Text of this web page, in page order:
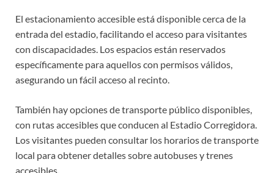
El estacionamiento accesible está disponible cerca de la
entrada del estadio, facilitando el acceso para visitantes
con discapacidades. Los espacios están reservados
específicamente para aquellos con permisos válidos,
asegurando un fácil acceso al recinto.
También hay opciones de transporte público disponibles,
con rutas accesibles que conducen al Estadio Corregidora.
Los visitantes pueden consultar los horarios de transporte
local para obtener detalles sobre autobuses y trenes
accesibles.